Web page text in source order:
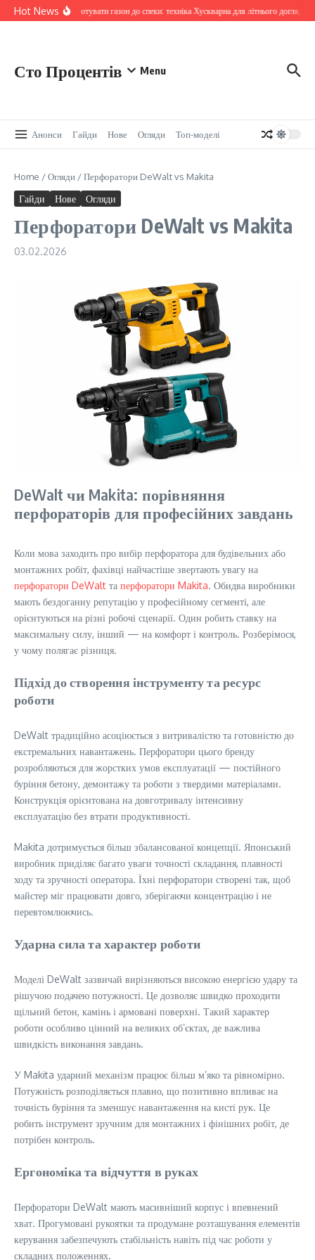
Skip to content
Hot NewsЯк підготувати газон до спеки: техніка Хускварна для літнього догляду
Сто Процентів Menu
Анонси Гайди Нове Огляди Топ-моделі
Home /Огляди /Перфоратори DeWalt vs Makita
Гайди Нове Огляди
Перфоратори DeWalt vs Makita
03.02.2026
DeWalt чи Makita: порівняння
перфораторів для професійних завдань
Коли мова заходить про вибір перфоратора для будівельних або
монтажних робіт, фахівці найчастіше звертають увагу на
перфоратори DeWalt та перфоратори Makita. Обидва виробники
мають бездоганну репутацію у професійному сегменті, але
орієнтуються на різні робочі сценарії. Один робить ставку на
максимальну силу, інший — на комфорт і контроль. Розберімося,
у чому полягає різниця.
Підхід до створення інструменту та ресурс
роботи
DeWalt традиційно асоціюється з витривалістю та готовністю до
екстремальних навантажень. Перфоратори цього бренду
розробляються для жорстких умов експлуатації — постійного
буріння бетону, демонтажу та роботи з твердими матеріалами.
Конструкція орієнтована на довготривалу інтенсивну
експлуатацію без втрати продуктивності.
Makita дотримується більш збалансованої концепції. Японський
виробник приділяє багато уваги точності складання, плавності
ходу та зручності оператора. Їхні перфоратори створені так, щоб
майстер міг працювати довго, зберігаючи концентрацію і не
перевтомлюючись.
Ударна сила та характер роботи
Моделі DeWalt зазвичай вирізняються високою енергією удару та
рішучою подачею потужності. Це дозволяє швидко проходити
щільний бетон, камінь і армовані поверхні. Такий характер
роботи особливо цінний на великих об’єктах, де важлива
швидкість виконання завдань.
У Makita ударний механізм працює більш м’яко та рівномірно.
Потужність розподіляється плавно, що позитивно впливає на
точність буріння та зменшує навантаження на кисті рук. Це
робить інструмент зручним для монтажних і фінішних робіт, де
потрібен контроль.
Ергономіка та відчуття в руках
Перфоратори DeWalt мають масивніший корпус і впевнений
хват. Прогумовані рукоятки та продумане розташування елементів
керування забезпечують стабільність навіть під час роботи у
складних положеннях.